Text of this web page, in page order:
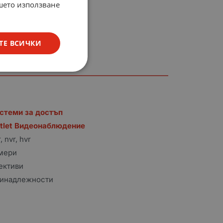
антени
за достъп
Видеонаблюдение
nvr, hvr
използване
ВСИЧКИ